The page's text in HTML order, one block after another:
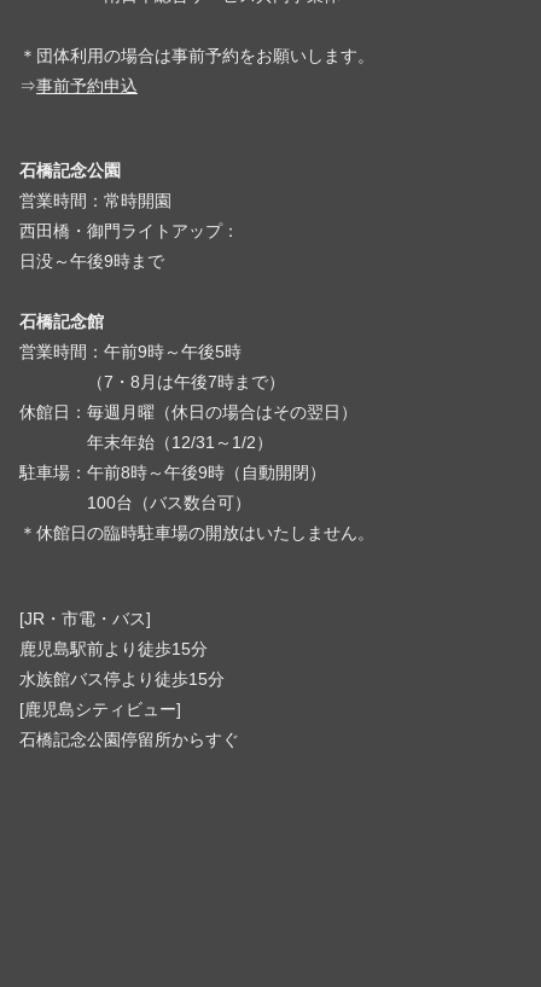
＊団体利用の場合は事前予約をお願いします。
⇒事前予約申込
石橋記念公園
営業時間：常時開園
西田橋・御門ライトアップ：
日没～午後9時まで
石橋記念館
営業時間：午前9時～午後5時
（7・8月は午後7時まで）
休館日：毎週月曜（休日の場合はその翌日）
年末年始（12/31～1/2）
駐車場：午前8時～午後9時（自動開閉）
100台（バス数台可）
＊休館日の臨時駐車場の開放はいたしません。
[JR・市電・バス]
鹿児島駅前より徒歩15分
水族館バス停より徒歩15分
[鹿児島シティビュー]
石橋記念公園停留所からすぐ